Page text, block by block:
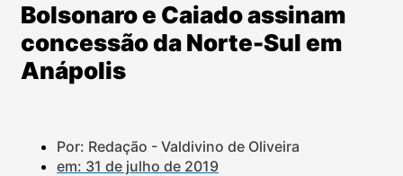
Bolsonaro e Caiado assinam
concessão da Norte-Sul em
Anápolis
Por: Redação - Valdivino de Oliveira
em: 31 de julho de 2019